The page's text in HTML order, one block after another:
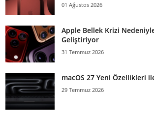
01 Ağustos 2026
Apple Bellek Krizi
Geliştiriyor
31 Temmuz 2026
macOS 27 Yeni Özellikleri
29 Temmuz 2026